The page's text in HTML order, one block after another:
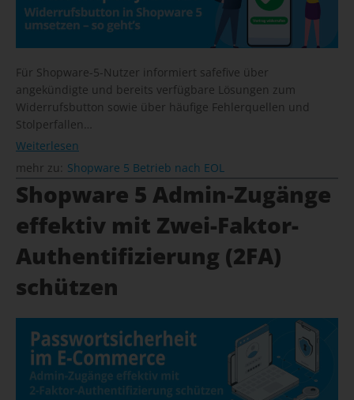
Für Shopware-5-Nutzer informiert safefive über
angekündigte und bereits verfügbare Lösungen zum
Widerrufsbutton sowie über häufige Fehlerquellen und
Stolperfallen…
Weiterlesen
mehr zu: Shopware 5 Betrieb nach EOL
Shopware 5 Admin-Zugänge
effektiv mit Zwei-Faktor-
Authentifizierung (2FA)
schützen